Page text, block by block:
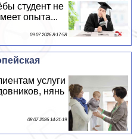
студент не
опыта...
09 07 2026 8:17:58
услуги
нянь
08 07 2026 14:21:19